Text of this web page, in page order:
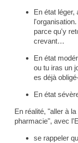
En état léger,
parce qu'y
crevant…
En état
ou tu iras un
es déjà
En état
En réalité, "aller à la
pharmacie", avec
se rappeler